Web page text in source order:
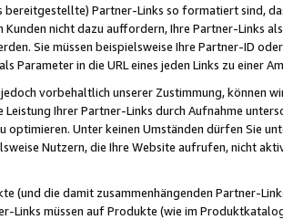
bereitgestellte) Partner-Links so formatiert sind,
Kunden nicht dazu auffordern, Ihre Partner-Links
Sie müssen beispielsweise Ihre Partner-ID
Parameter in die URL eines jeden Links zu einer
vorbehaltlich unserer Zustimmung, können
Leistung Ihrer Partner-Links durch Aufnahme
optimieren. Unter keinen Umständen dürfen Sie
Nutzern, die Ihre Website aufrufen, nicht
(und die damit zusammenhängenden Partner-
Links müssen auf Produkte (wie im